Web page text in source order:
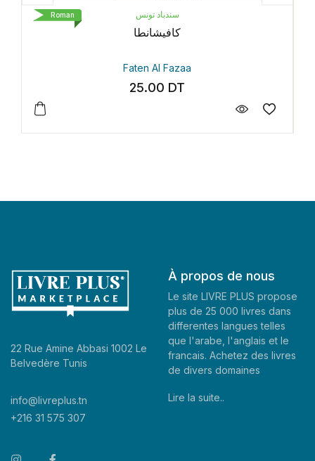
سندباد تونس
كافيشانطا
Faten Al Fazaa
22 Rue Amine Abbasi 1002 Le
Belvedère Tunis
info@livreplus.tn
+216 31 575 307
À propos de nous
Le site LIVRE PLUS propose
plus de 25 000 livres dans
differentes langues telles
que l'arabe, l'anglais et le
francais. Achetez des livres
de divers domaines
Lire la suite..